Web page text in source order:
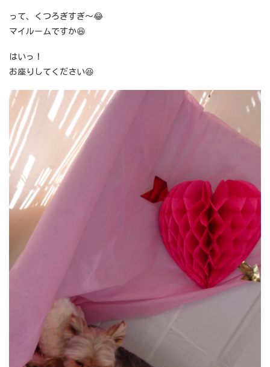
って、くつろぎすぎ～😂
マイルームですか😆
はいっ！
お座りしてください😆